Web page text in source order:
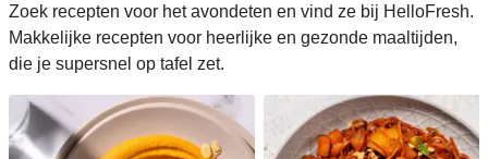
Zoek recepten voor het avondeten en vind ze bij HelloFresh.
Makkelijke recepten voor heerlijke en gezonde maaltijden,
die je supersnel op tafel zet.